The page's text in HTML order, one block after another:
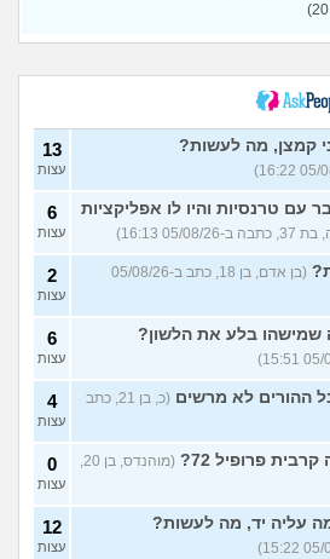
3
עצות
שלי? 5
עצות
22)
3
עצות
3
עצות
הנהלת
5
עצות
4
עצות
קמצן, מה לעשות? 13
עצות
עם טרנסיות והיו לו אפליקציות
08/26 16:13)
6
עצות
(בן אדם, בן 18, כתב ב-05/08/26
2
עצות
שמישהו בלע את הלשון? 6
עצות
ההורים לא מרשים
(כ, בן 21, כתב
4
עצות
פרופיל 72?
(מוהנדס, בן 20,
0
עצות
עליה יד, מה לעשות? 12
עצות